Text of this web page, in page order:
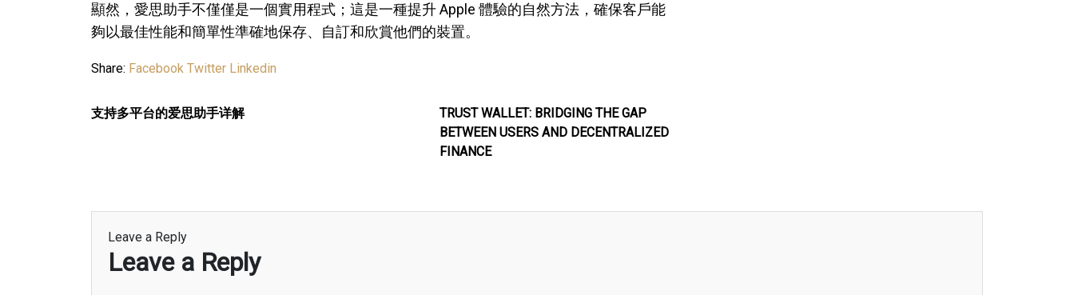
顯然，愛思助手不僅僅是一個實用程式；這是一種提升 Apple 體驗的自然方法，確保客戶能
夠以最佳性能和簡單性準確地保存、自訂和欣賞他們的裝置。
Share: Facebook Twitter Linkedin
支持多平台的爱思助手详解
TRUST WALLET: BRIDGING THE GAP
BETWEEN USERS AND DECENTRALIZED
FINANCE
Leave a Reply
Leave a Reply